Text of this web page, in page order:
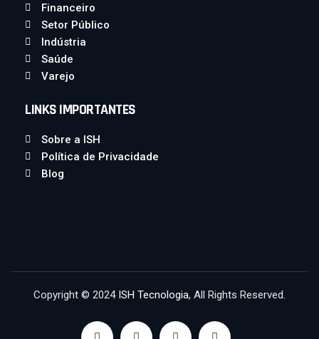
Financeiro
Setor Público
Indústria
Saúde
Varejo
LINKS IMPORTANTES
Sobre a ISH
Política de Privacidade
Blog
Copyright © 2024 ISH Tecnologia, All Rights Reserved.